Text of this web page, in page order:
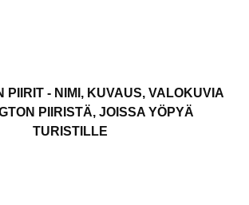
PIIRIT - NIMI, KUVAUS, VALOKUVIA
PIIRISTÄ, JOISSA YÖPYÄ
TURISTILLE